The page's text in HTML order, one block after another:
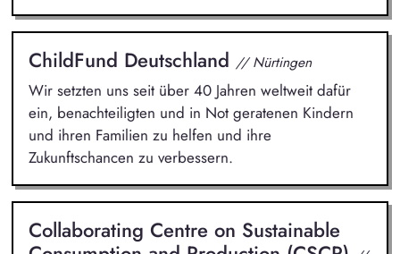
ChildFund Deutschland // Nürtingen
Wir setzten uns seit über 40 Jahren weltweit dafür
ein, benachteiligten und in Not geratenen Kindern
und ihren Familien zu helfen und ihre
Zukunftschancen zu verbessern.
Collaborating Centre on Sustainable